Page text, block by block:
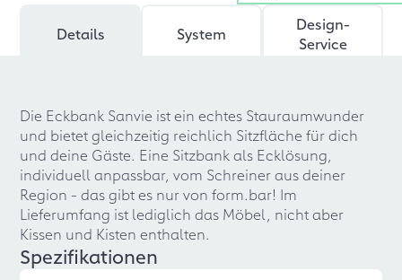
Details System
Design-
Service
Die Eckbank Sanvie ist ein echtes Stauraumwunder
und bietet gleichzeitig reichlich Sitzfläche für dich
und deine Gäste. Eine Sitzbank als Ecklösung,
individuell anpassbar, vom Schreiner aus deiner
Region - das gibt es nur von form.bar! Im
Lieferumfang ist lediglich das Möbel, nicht aber
Kissen und Kisten enthalten.
Spezifikationen